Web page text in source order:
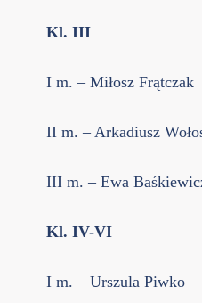
Kl. III
I m. – Miłosz Frątczak
II m. – Arkadiusz
III m. – Ewa
Kl. IV-VI
I m. – Urszula Piwko